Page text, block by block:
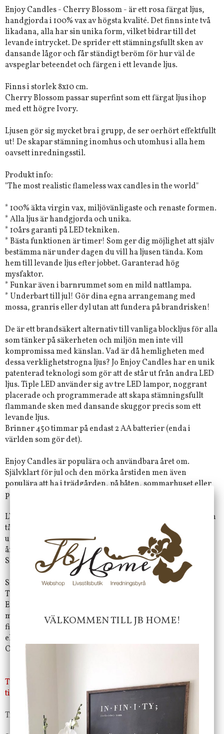
Enjoy Candles - Cherry Blossom - är ett rosa färgat ljus,
handgjorda i 100% vax av högsta kvalité. Det finns inte två
likadana, alla har sin unika form, vilket bidrar till det
levande intrycket. De sprider ett stämningsfullt sken av
dansande lågor och får ständigt beröm för hur väl de
avspeglar beteendet och färgen i ett levande ljus.
Finns i storlek 8x10 cm.
Cherry Blossom passar superfint som ett färgat ljus ihop
med ett högre Ivory.
Ljusen gör sig mycket bra i grupp, de ser oerhört effektfullt
ut! De skapar stämning inomhus och utomhus i alla hem
oavsett inredningsstil.
Produkt info:
"The most realistic flameless wax candles in the world"
* 100% äkta virgin vax, miljövänligaste och renaste formen.
* Alla ljus är handgjorda och unika.
* 10års garanti på LED tekniken.
* Bästa funktionen är timer! Som ger dig möjlighet att själv
bestämma när under dagen du vill ha ljusen tända. Kom
hem till levande ljus efter jobbet. Garanterad hög
mysfaktor.
* Funkar även i barnrummet som en mild nattlampa.
* Underbart till jul! Gör dina egna arrangemang med
mossa, granris eller dyl utan att fundera på brandrisken!
De är ett brandsäkert alternativ till vanliga blockljus för alla
som tänker på säkerheten och miljön men inte vill
kompromissa med känslan. Vad är då hemligheten med
dessa verklighetstrogna ljus? Jo Enjoy Candles har en unik
patenterad teknologi som gör att de står ut från andra LED
ljus. Tiple LED använder sig av tre LED lampor, noggrant
placerade och programmerade att skapa stämningsfullt
flammande sken med dansande skuggor precis som ett
levande ljus.
Brinner 450 timmar på endast 2 AA batterier (enda i
världen som gör det).
Enjoy Candles är populära och användbara året om.
Självklart för jul och den mörka årstiden men även
populära att ha i trädgården, på båten, sommarhuset eller
på terrassen under vår/sommar.
LYS UPP UTOMHUS! Enjoy Candles går att ha utomhus och
tål fukt men inte regn eller att vara placerade på vått
underlag. Lika självklart som de lyser upp den mörka
årstiden kompletterar den ljumna sommarkvällar lika bra.
Slipp utblåsta, välta ljus och fläckar från stearin eller sot.
SET IT & FORGET IT!™ 4, 5 ELLER 6 TIMMAR MULTI-
TIMER LÄGE
Enjoy Candles ljus fungerar manuellt eller kan användas
med en automatisk timerfunktion. På ljusets undersida
finns det två reglage; det vänstra reglaget hanterar de 4, 5
eller 6 timmars time läget och det högra reglaget hanterar
Off/AV , ON/PÅ och TIMER funktionen.
Tyvärr ingår inte denna produkt i vårt sortiment för
tillfället.
Till butikens startsida »
VÄLKOMMEN TILL JB HOME!